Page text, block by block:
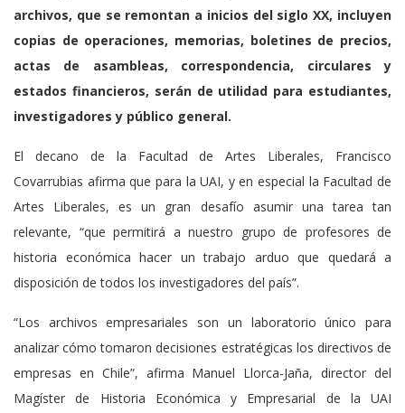
archivos, que se remontan a inicios del siglo XX, incluyen
copias de operaciones, memorias, boletines de precios,
actas de asambleas, correspondencia, circulares y
estados financieros, serán de utilidad para estudiantes,
investigadores y público general.
El decano de la Facultad de Artes Liberales, Francisco
Covarrubias afirma que para la UAI, y en especial la Facultad de
Artes Liberales, es un gran desafío asumir una tarea tan
relevante, “que permitirá a nuestro grupo de profesores de
historia económica hacer un trabajo arduo que quedará a
disposición de todos los investigadores del país”.
“Los archivos empresariales son un laboratorio único para
analizar cómo tomaron decisiones estratégicas los directivos de
empresas en Chile”, afirma Manuel Llorca-Jaña, director del
Magíster de Historia Económica y Empresarial de la UAI